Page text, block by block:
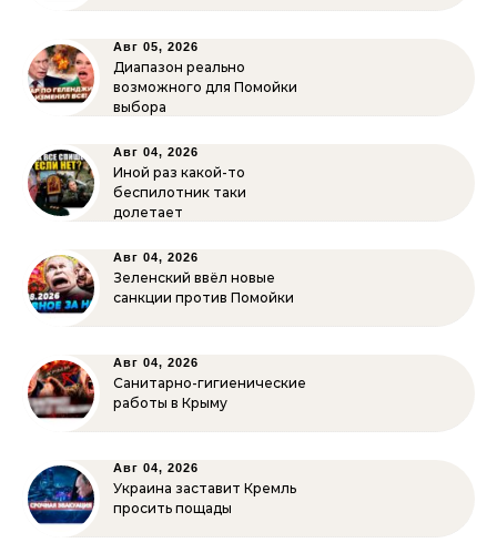
Авг 05, 2026
Диапазон реально
возможного для Помойки
выбора
Авг 04, 2026
Иной раз какой-то
беспилотник таки
долетает
Авг 04, 2026
Зеленский ввёл новые
санкции против Помойки
Авг 04, 2026
Санитарно-гигиенические
работы в Крыму
Авг 04, 2026
Украина заставит Кремль
просить пощады